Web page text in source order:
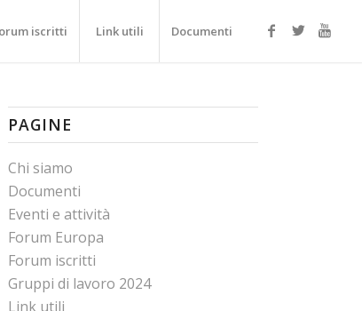
iscritti Link utili Documenti
PAGINE
Chi siamo
Documenti
Eventi e attività
Forum Europa
Forum iscritti
Gruppi di lavoro 2024
Link utili